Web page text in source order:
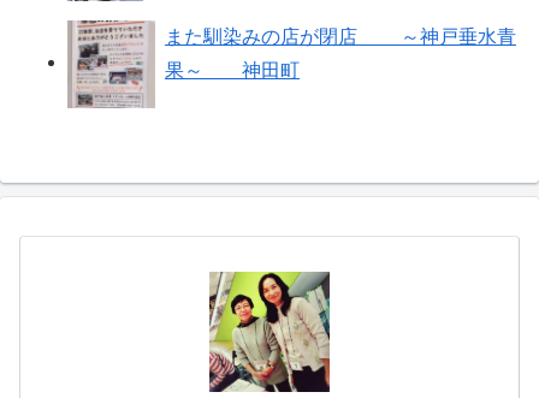
また馴染みの店が閉店 ～神戸垂水青
果～ 神田町